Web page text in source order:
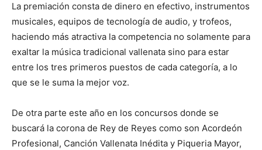
La premiación consta de dinero en efectivo, instrumentos
musicales, equipos de tecnología de audio, y trofeos,
haciendo más atractiva la competencia no solamente para
exaltar la música tradicional vallenata sino para estar
entre los tres primeros puestos de cada categoría, a lo
que se le suma la mejor voz.
De otra parte este año en los concursos donde se
buscará la corona de Rey de Reyes como son Acordeón
Profesional, Canción Vallenata Inédita y Piqueria Mayor,